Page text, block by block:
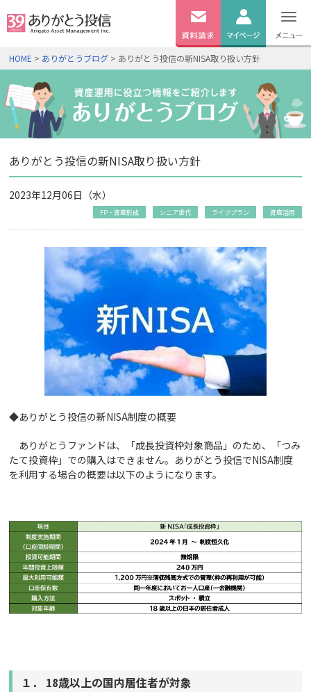
無料資料
請求
ログイン
HOME > ありがとうブログ > ありがとう投信の新NISA取り扱い方針
ありがとう投信の新NISA取り扱い方針
2023年12月06日（水）
FP・資産形成 シニア世代 ライフプラン 資産活用
◆ありがとう投信の新NISA制度の概要
ありがとうファンドは、「成長投資枠対象商品」のため、「つみ
たて投資枠」での購入はできません。ありがとう投信でNISA制度
を利用する場合の概要は以下のようになります。
１． 18歳以上の国内居住者が対象